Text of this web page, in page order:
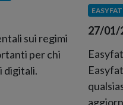
sui regimi
per chi
digitali.
27/01/